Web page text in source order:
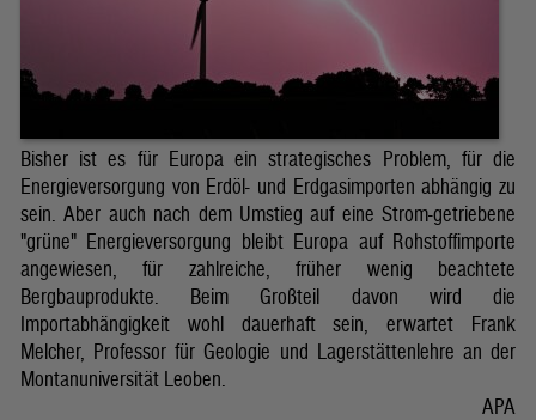
Bisher ist es für Europa ein strategisches Problem, für die
Energieversorgung von Erdöl- und Erdgasimporten abhängig zu
sein. Aber auch nach dem Umstieg auf eine Strom-getriebene
"grüne" Energieversorgung bleibt Europa auf Rohstoffimporte
angewiesen, für zahlreiche, früher wenig beachtete
Bergbauprodukte. Beim Großteil davon wird die
Importabhängigkeit wohl dauerhaft sein, erwartet Frank
Melcher, Professor für Geologie und Lagerstättenlehre an der
Montanuniversität Leoben.
APA